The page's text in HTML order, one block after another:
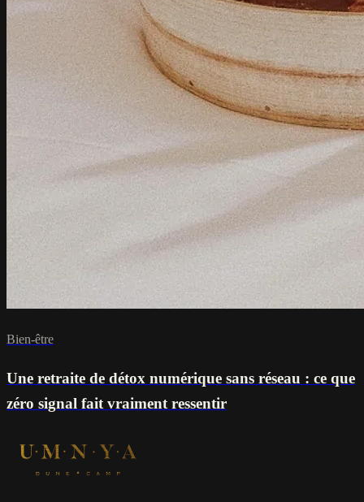
Bien-être
Une retraite de détox numérique sans réseau : ce que
zéro signal fait vraiment ressentir